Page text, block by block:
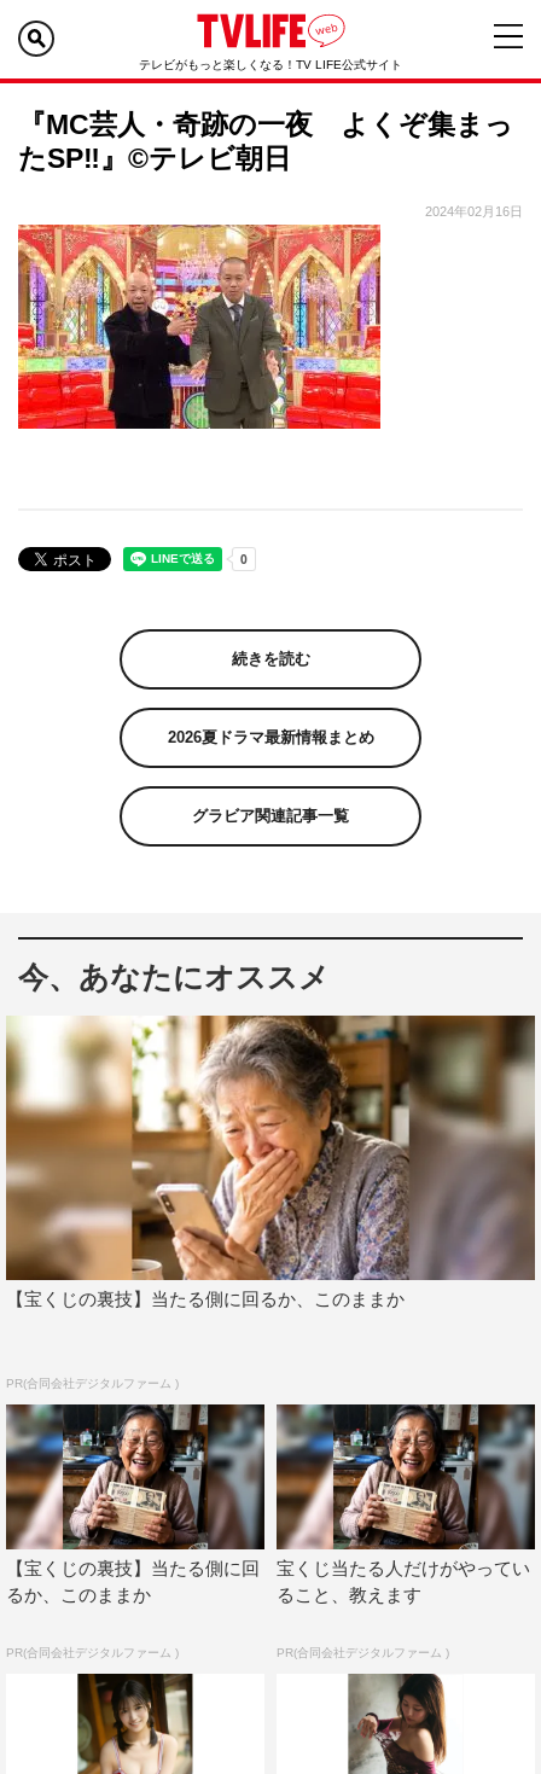
テレビがもっと楽しくなる！TV LIFE公式サイト
『MC芸人・奇跡の一夜 よくぞ集まっ
たSP‼』©テレビ朝日
2024年02月16日
続きを読む
2026夏ドラマ最新情報まとめ
グラビア関連記事一覧
今、あなたにオススメ
【宝くじの裏技】当たる側に回るか、このままか
PR(合同会社デジタルファーム )
【宝くじの裏技】当たる側に回
るか、このままか
PR(合同会社デジタルファーム )
宝くじ当たる人だけがやってい
ること、教えます
PR(合同会社デジタルファーム )